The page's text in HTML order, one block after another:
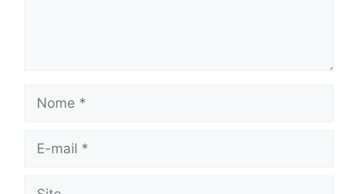
Nome
Site